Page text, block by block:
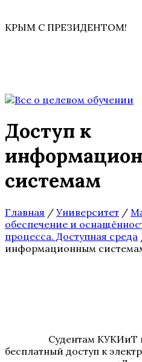
КРЫМ С ПРЕЗИДЕНТОМ!
Доступ к
системам
Главная / Университет /
обеспечение и
процесса. Доступная среда
информационным
Судентам КУКИиТ
бесплатный доступ к